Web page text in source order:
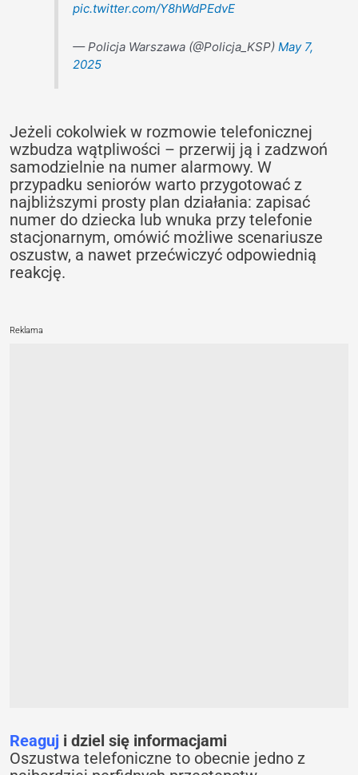
pic.twitter.com/Y8hWdPEdvE
— Policja Warszawa (@Policja_KSP) May 7,
2025
Jeżeli cokolwiek w rozmowie telefonicznej
wzbudza wątpliwości – przerwij ją i zadzwoń
samodzielnie na numer alarmowy. W
przypadku seniorów warto przygotować z
najbliższymi prosty plan działania: zapisać
numer do dziecka lub wnuka przy telefonie
stacjonarnym, omówić możliwe scenariusze
oszustw, a nawet przećwiczyć odpowiednią
reakcję.
Reklama
Reaguj i dziel się informacjami
Oszustwa telefoniczne to obecnie jedno z